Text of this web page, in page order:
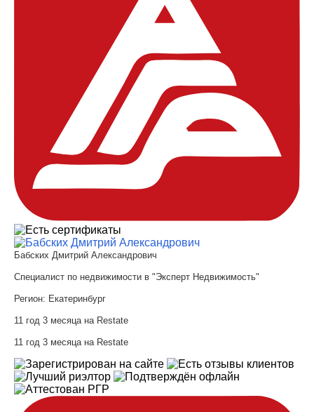
Бабских Дмитрий Александрович
Специалист по недвижимости в "Эксперт Недвижимость"
Регион: Екатеринбург
11 год 3 месяца на Restate
11 год 3 месяца на Restate